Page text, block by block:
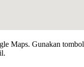
Maps. Gunakan